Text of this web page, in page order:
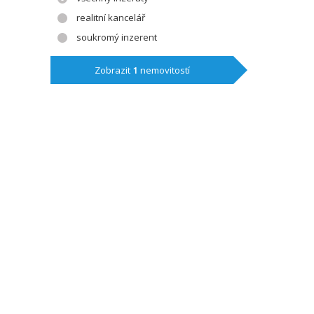
realitní kancelář
soukromý inzerent
Zobrazit 1 nemovitostí